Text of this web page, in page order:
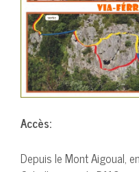
Accès:
Depuis le Mont Aigoual,